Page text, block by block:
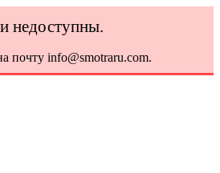
недоступны.
почту info@smotraru.com.